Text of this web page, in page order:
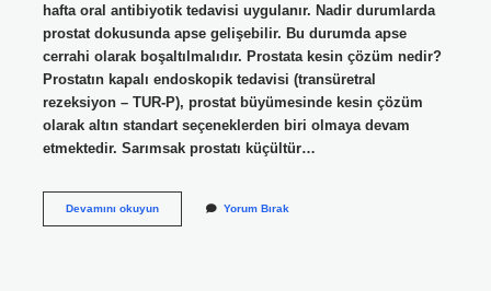
hafta oral antibiyotik tedavisi uygulanır. Nadir durumlarda
prostat dokusunda apse gelişebilir. Bu durumda apse
cerrahi olarak boşaltılmalıdır. Prostata kesin çözüm nedir?
Prostatın kapalı endoskopik tedavisi (transüretral
rezeksiyon – TUR-P), prostat büyümesinde kesin çözüm
olarak altın standart seçeneklerden biri olmaya devam
etmektedir. Sarımsak prostatı küçültür…
Devamını okuyunHangi
Yorum Bırak